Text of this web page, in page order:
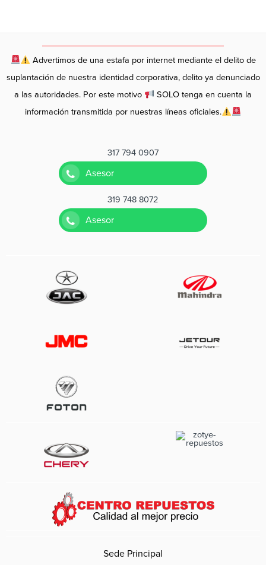
Advertimos de una estafa por internet mediante el delito de
suplantación de nuestra identidad corporativa, delito ya denunciado
a las autoridades. Por este motivo
SOLO tenga en cuenta la
información transmitida por nuestras líneas oficiales.
317 794 0907
Asesor
319 748 8072
Asesor
Sede Principal